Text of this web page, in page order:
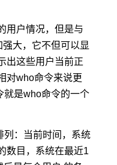
用户情况，但是与
大，它不但可以显
出这些用户当前正
对who命令来说更
就是who命令的一个
列：当前时间，系统
数目，系统在最近1